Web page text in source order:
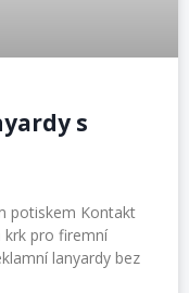
s
potiskem Kontakt
krk pro firemní
lanyardy bez